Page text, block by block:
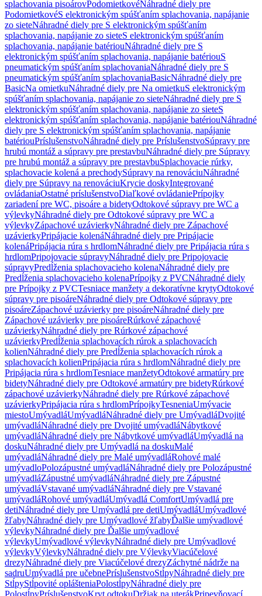
splachovania pisoárovPodomietkovéNáhradné diely pre
PodomietkovéS elektronickým spúšťaním splachovania, napájanie
zo sieteNáhradné diely pre S elektronickým spúšťaním
splachovania, napájanie zo sieteS elektronickým spúšťaním
splachovania, napájanie batériouNáhradné diely pre S
elektronickým spúšťaním splachovania, napájanie batériouS
pneumatickým spúšťaním splachovaniaNáhradné diely pre S
pneumatickým spúšťaním splachovaniaBasicNáhradné diely pre
BasicNa omietkuNáhradné diely pre Na omietkuS elektronickým
spúšťaním splachovania, napájanie zo sieteNáhradné diely pre S
elektronickým spúšťaním splachovania, napájanie zo sieteS
elektronickým spúšťaním splachovania, napájanie batériouNáhradné
diely pre S elektronickým spúšťaním splachovania, napájanie
batériouPríslušenstvoNáhradné diely pre PríslušenstvoSúpravy pre
hrubú montáž a súpravy pre prestavbuNáhradné diely pre Súpravy
pre hrubú montáž a súpravy pre prestavbuSplachovacie rúrky,
splachovacie kolená a prechodySúpravy na renováciuNáhradné
diely pre Súpravy na renováciuKrycie doskyIntegrované
ovládaniaOstatné príslušenstvoDiaľkové ovládaniePrípojky
zariadení pre WC, pisoáre a bidetyOdtokové súpravy pre WC a
výlevkyNáhradné diely pre Odtokové súpravy pre WC a
výlevkyZápachové uzávierkyNáhradné diely pre Zápachové
uzávierkyPripájacie kolenáNáhradné diely pre Pripájacie
kolenáPripájacia rúra s hrdlomNáhradné diely pre Pripájacia rúra s
hrdlomPripojovacie súpravyNáhradné diely pre Pripojovacie
súpravyPredĺženia splachovacieho kolenaNáhradné diely pre
Predĺženia splachovacieho kolenaPrípojky z PVCNáhradné diely
pre Prípojky z PVCTesniace manžety a dekoratívne krytyOdtokové
súpravy pre pisoáreNáhradné diely pre Odtokové súpravy pre
pisoáreZápachové uzávierky pre pisoáreNáhradné diely pre
Zápachové uzávierky pre pisoáreRúrkové zápachové
uzávierkyNáhradné diely pre Rúrkové zápachové
uzávierkyPredĺženia splachovacích rúrok a splachovacích
kolienNáhradné diely pre Predĺženia splachovacích rúrok a
splachovacích kolienPripájacia rúra s hrdlomNáhradné diely pre
Pripájacia rúra s hrdlomTesniace manžetyOdtokové armatúry pre
bidetyNáhradné diely pre Odtokové armatúry pre bidetyRúrkové
zápachové uzávierkyNáhradné diely pre Rúrkové zápachové
uzávierkyPripájacia rúra s hrdlomPrípojkyTesneniaUmývacie
miestoUmývadláUmývadláNáhradné diely pre UmývadláDvojité
umývadláNáhradné diely pre Dvojité umývadláNábytkové
umývadláNáhradné diely pre Nábytkové umývadláUmývadlá na
doskuNáhradné diely pre Umývadlá na doskuMalé
umývadláNáhradné diely pre Malé umývadláRohové malé
umývadloPolozápustné umývadláNáhradné diely pre Polozápustné
umývadláZápustné umývadláNáhradné diely pre Zápustné
umývadláVstavané umývadláNáhradné diely pre Vstavané
umývadláRohové umývadláUmývadlá ComfortUmývadlá pre
detiNáhradné diely pre Umývadlá pre detiUmývadláUmývadlové
žľabyNáhradné diely pre Umývadlové žľabyĎalšie umývadlové
výlevkyNáhradné diely pre Ďalšie umývadlové
výlevkyUmývadlové výlevkyNáhradné diely pre Umývadlové
výlevkyVýlevkyNáhradné diely pre VýlevkyViacúčelové
drezyNáhradné diely pre Viacúčelové drezyZáchytné nádrže na
sadruUmývadlá pre učebnePríslušenstvoStĺpyNáhradné diely pre
StĺpyStĺpovité oplášteniaPolostĺpyNáhradné diely pre
PolostĺpyPríslušenstvoKryt odtokuDržiak na uterákPripevňovací